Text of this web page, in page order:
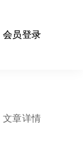
会员登录
文章详情